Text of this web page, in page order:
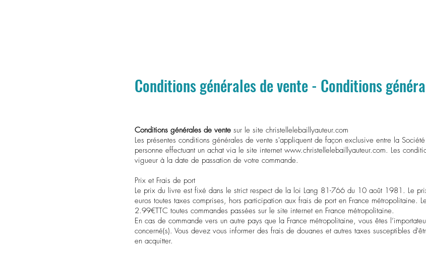
Conditions générales de vente - Conditions
Conditions générales de vente sur le site christellelebaillyauteur.com
Les présentes conditions générales de vente s'appliquent de façon exclusive entre la
personne effectuant un achat via le site internet www.christellelebaillyauteur.com. Les
vigueur à la date de passation de votre commande.
Prix et Frais de port
Le prix du livre est fixé dans le strict respect de la loi Lang 81-766 du 10 août 1981. Le
euros toutes taxes comprises, hors participation aux frais de port en France métropolitaine.
2.99€TTC toutes commandes passées sur le site internet en France métropolitaine.
En cas de commande vers un autre pays que la France métropolitaine, vous êtes
concerné(s). Vous devez vous informer des frais de douanes et autres taxes susceptibles
en acquitter.